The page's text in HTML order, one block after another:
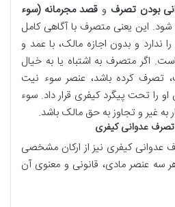
بودن تصرف و قصد مجرمانه (سوء
شود. این یعنی متصرف با آگاهی کامل
ندارد و بدون اجازه مالک، با عمد و
اگر متصرف به اشتباه یا به خیال
تصرف کرده باشد، عنصر سوء نیت
را تحت پیگرد کیفری قرار داد. سوء
به غیر و تجاوز به حق مالک باشد.
عدوانی کیفری نیز از ارکان مشخصی
سه عنصر مادی، قانونی و معنوی آن